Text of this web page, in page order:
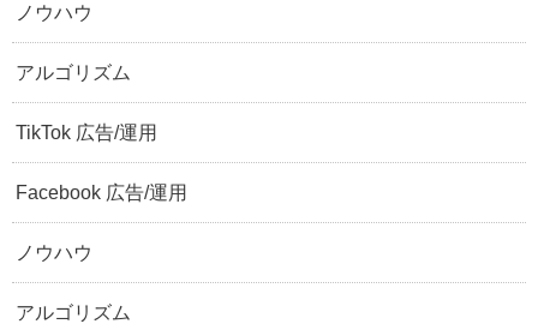
ノウハウ
アルゴリズム
TikTok 広告/運用
Facebook 広告/運用
ノウハウ
アルゴリズム